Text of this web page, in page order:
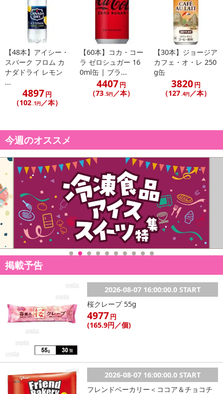
【48本】アイシー・
スパーク フロム カ
ナダドライ レモン
...
4897円
（102.1円／本）
【60本】コカ・コー
ラ ゼロシュガー 16
0ml缶 | ブラ...
4407円
（73.5円／本）
【30本】ジョージア
カフェ・オ・レ 250
g缶
3820円
（127.4円／本）
今週のオススメ
掲載予告
2026-08-07 16:00:00.0 START
桜クレープ 55g
4977円
(165.9円 ／個)
2026-08-07 16:00:00.0 START
フレンドベーカリー＜ココア＆チョコチ